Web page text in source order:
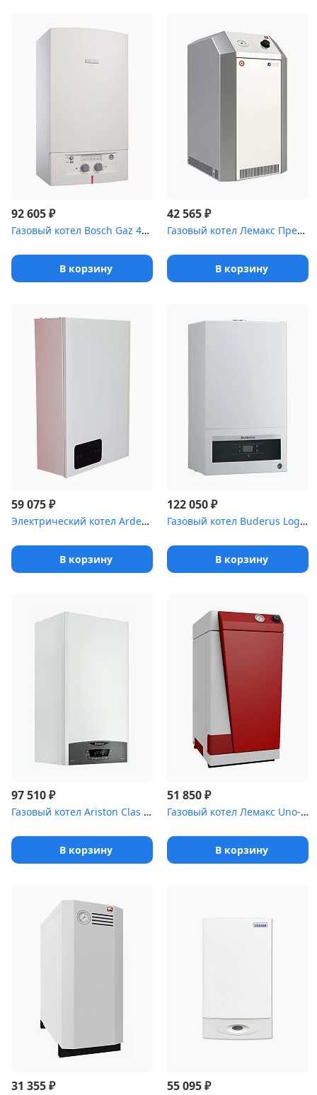
92 605₽
Газовый котел Bosch Gaz 4000 ZWA 24-2 К дым R
В корзину
42 565₽
Газовый котел Лемакc Премиум 7,5 N одноконтурный,дым, nova
В корзину
59 075₽
Электрический котел Arderia E20, v3 управление бойлера ГВС
В корзину
122 050₽
Газовый котел Buderus Logamax UO72-35K турбо, 2 тепл-ка. без тубы
В корзину
97 510₽
Газовый котел Ariston Clas XC System 32 FF медный теплообменник
В корзину
51 850₽
Газовый котел Лемакс Uno-12,5
В корзину
31 355₽ 55 095₽